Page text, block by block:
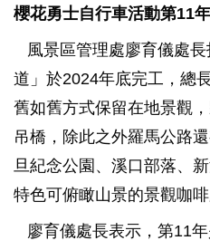
櫻花勇士自行車活動第11
風景區管理處廖育儀處
道」於2024年底完工，總
舊如舊方式保留在地景觀
吊橋，除此之外羅馬公路
旦紀念公園、溪口部落、
特色可俯瞰山景的景觀咖
廖育儀處長表示，第11